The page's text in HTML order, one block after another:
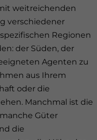
weitreichenden
verschiedener
Regionen
der Süden, der
Agenten zu
aus Ihrem
oder die
Manchmal ist die
Güter
die